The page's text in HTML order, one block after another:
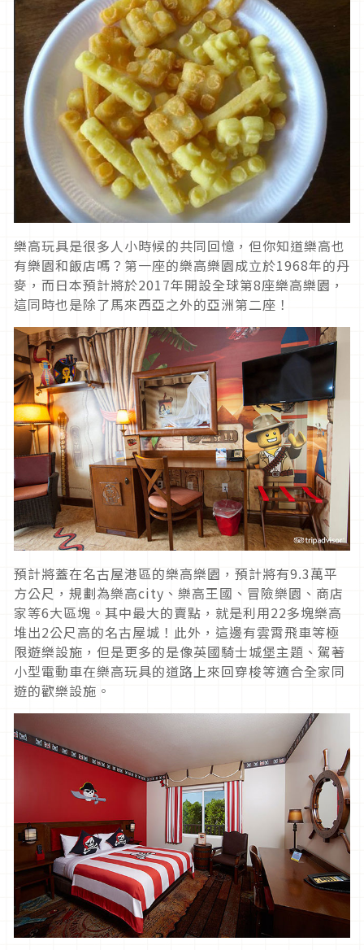
樂高玩具是很多人小時候的共同回憶，但你知道樂高也
有樂園和飯店嗎？第一座的樂高樂園成立於1968年的丹
麥，而日本預計將於2017年開設全球第8座樂高樂園，
這同時也是除了馬來西亞之外的亞洲第二座！
預計將蓋在名古屋港區的樂高樂園，預計將有9.3萬平
方公尺，規劃為樂高city、樂高王國、冒險樂園、商店
家等6大區塊。其中最大的賣點，就是利用22多塊樂高
堆出2公尺高的名古屋城！此外，這邊有雲霄飛車等極
限遊樂設施，但是更多的是像英國騎士城堡主題、駕著
小型電動車在樂高玩具的道路上來回穿梭等適合全家同
遊的歡樂設施。